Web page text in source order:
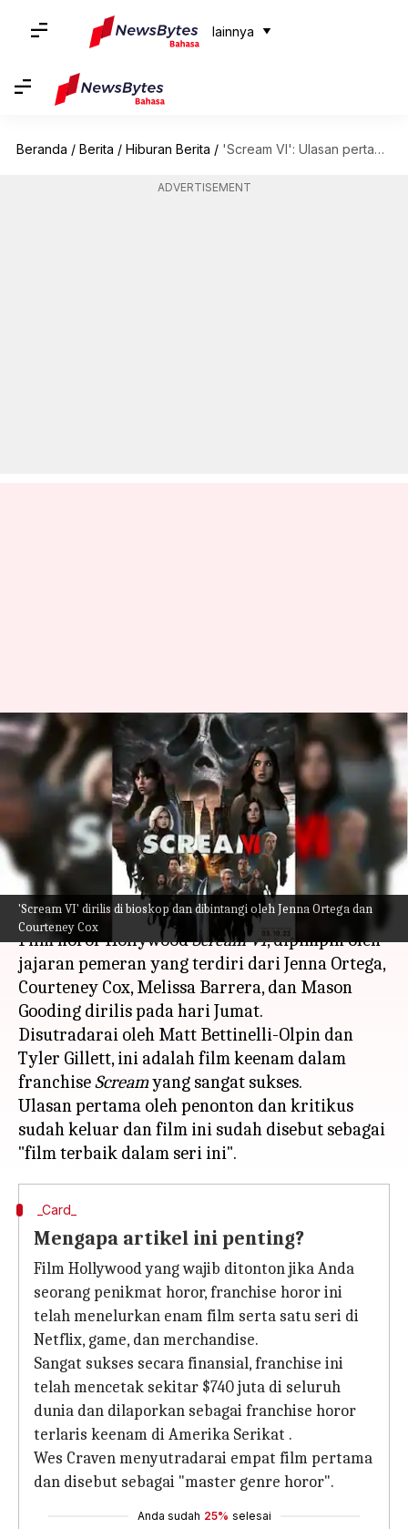
lainnya
Beranda / Berita / Hiburan Berita / 'Scream VI': Ulasan pertama menyebut film horor ini sebagai 'yang terbaik di franchise ini'
ADVERTISEMENT
'Scream VI' dirilis di bioskop dan dibintangi oleh Jenna Ortega dan
Courteney Cox
'Scream VI': Ulasan pertama
menyebut film horor ini
sebagai 'yang terbaik di
franchise ini'
Bob Mar 11, 2023 12:51 pm
Apa ceritanya
Film horor HollywoodScream VI, dipimpin oleh
jajaran pemeran yang terdiri dari Jenna Ortega,
Courteney Cox, Melissa Barrera, dan Mason
Gooding dirilis pada hari Jumat.
Disutradarai oleh Matt Bettinelli-Olpin dan
Tyler Gillett, ini adalah film keenam dalam
franchiseScreamyang sangat sukses.
Ulasan pertama oleh penonton dan kritikus
sudah keluar dan film ini sudah disebut sebagai
_Card_
Mengapa artikel ini penting?
Film Hollywood yang wajib ditonton jika Anda
seorang penikmat horor, franchise horor ini
telah menelurkan enam film serta satu seri di
Netflix, game, dan merchandise.
Sangat sukses secara finansial, franchise ini
telah mencetak sekitar $740 juta di seluruh
dunia dan dilaporkan sebagai franchise horor
terlaris keenam di Amerika Serikat .
Wes Craven menyutradarai empat film pertama
dan disebut sebagai "master genre horor".
Anda sudah 25% selesai